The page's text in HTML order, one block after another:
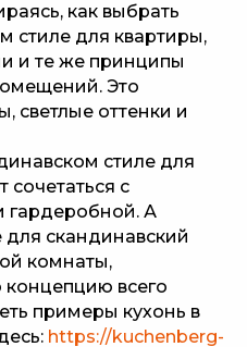
как выбрать
стиле для квартиры,
и те же принципы
Это
светлые оттенки и
стиле для
с
гардеробной. А
скандинавский
комнаты,
всего
примеры кухонь в
https://kuchenberg-